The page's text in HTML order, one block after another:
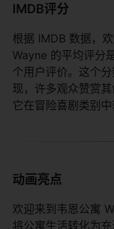
IMDB评分
根据 IMDB 数据，
Wayne 的平均评分
个用户评价。这个
现，许多观众赞赏
它在冒险喜剧类别中
动画亮点
欢迎来到韦恩公寓
将公寓生活转化为